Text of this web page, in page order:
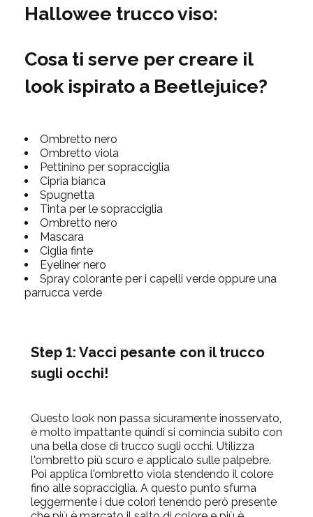
Hallowee trucco viso:
Cosa ti serve per creare il
look ispirato a Beetlejuice?
Ombretto nero
Ombretto viola
Pettinino per sopracciglia
Cipria bianca
Spugnetta
Tinta per le sopracciglia
Ombretto nero
Mascara
Ciglia finte
Eyeliner nero
Spray colorante per i capelli verde oppure una
parrucca verde
Step 1: Vacci pesante con il trucco
sugli occhi!
Questo look non passa sicuramente inosservato,
è molto impattante quindi si comincia subito con
una bella dose di trucco sugli occhi. Utilizza
l'ombretto più scuro e applicalo sulle palpebre.
Poi applica l'ombretto viola stendendo il colore
fino alle sopracciglia. A questo punto sfuma
leggermente i due colori tenendo però presente